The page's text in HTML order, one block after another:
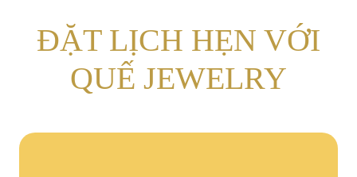
ĐẶT LỊCH HẸN VỚI
QUẾ JEWELRY